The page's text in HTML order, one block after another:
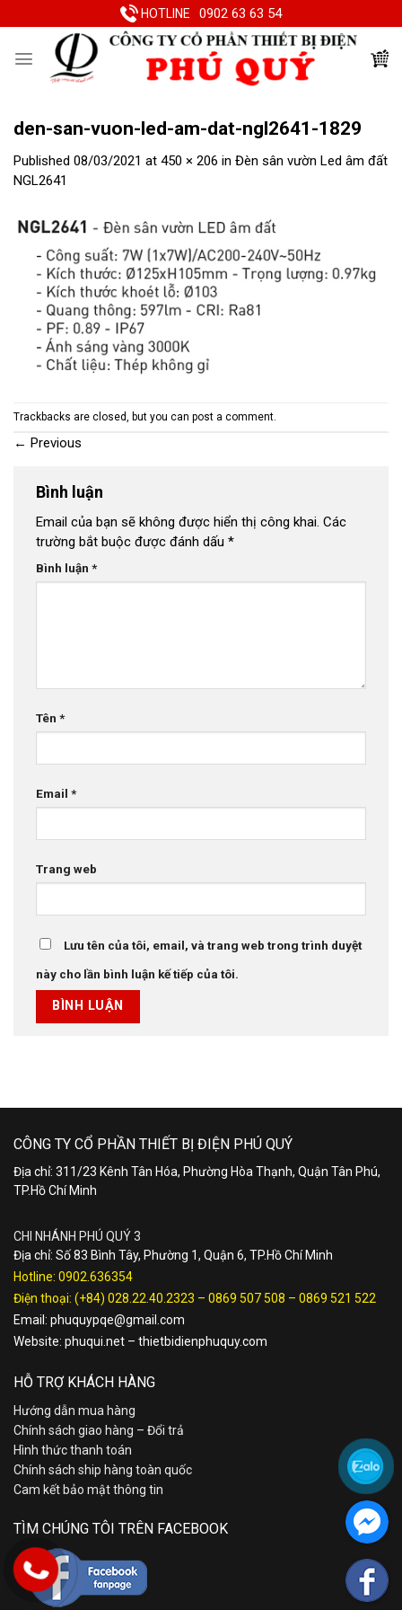
to
HOTLINE 0902 63 63 54
den-san-vuon-led-am-dat-ngl2641-1829
Published 08/03/2021 at 450 × 206 in Đèn sân vườn Led âm đất
NGL2641
Trackbacks are closed, but you can post a comment.
← Previous
Bình luận
Email của bạn sẽ không được hiển thị công khai. Các
trường bắt buộc được đánh dấu *
Bình luận *
Tên *
Email *
Trang web
Lưu tên của tôi, email, và trang web trong trình duyệt
này cho lần bình luận kế tiếp của tôi.
CÔNG TY CỔ PHẦN THIẾT BỊ ĐIỆN PHÚ QUÝ
Địa chỉ: 311/23 Kênh Tân Hóa, Phường Hòa Thạnh, Quận Tân Phú,
TP.Hồ Chí Minh
CHI NHÁNH PHÚ QUÝ 3
Địa chỉ: Số 83 Bình Tây, Phường 1, Quận 6, TP.Hồ Chí Minh
Hotline: 0902.636354
Điện thoại: (+84) 028.22.40.2323 – 0869 507 508 – 0869 521 522
Email: phuquypqe@gmail.com
Website: phuqui.net – thietbidienphuquy.com
HỖ TRỢ KHÁCH HÀNG
Hướng dẫn mua hàng
Chính sách giao hàng – Đổi trả
Hình thức thanh toán
Chính sách ship hàng toàn quốc
Cam kết bảo mật thông tin
TÌM CHÚNG TÔI TRÊN FACEBOOK